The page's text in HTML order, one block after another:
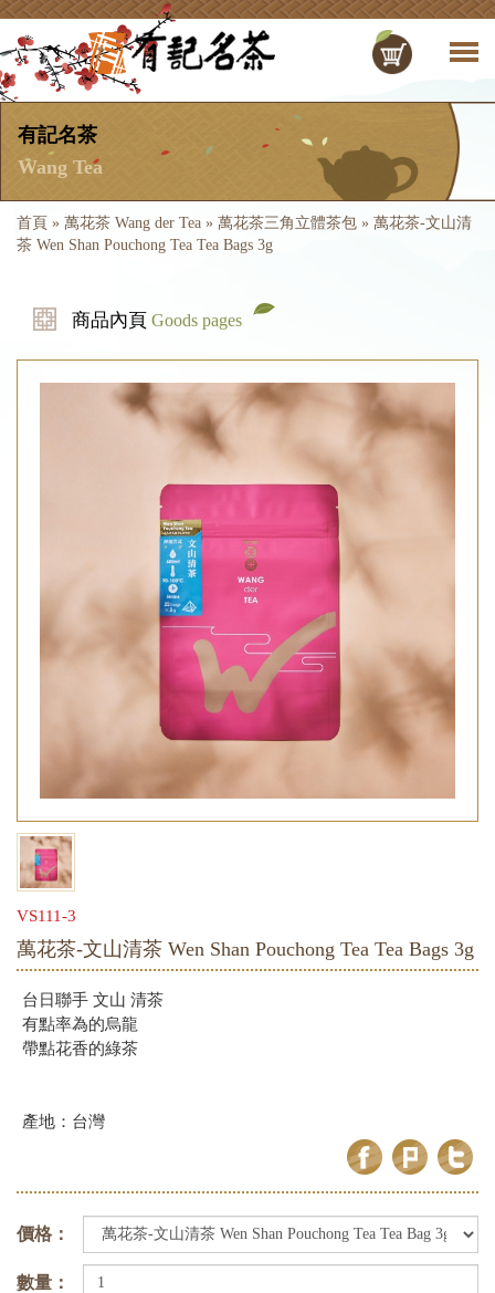
有記名茶
Wang Tea
首頁 » 萬花茶 Wang der Tea » 萬花茶三角立體茶包 » 萬花茶-文山清
茶 Wen Shan Pouchong Tea Tea Bags 3g
商品內頁 Goods pages
VS111-3
萬花茶-文山清茶 Wen Shan Pouchong Tea Tea Bags 3g
台日聯手 文山 清茶
有點率為的烏龍
帶點花香的綠茶
產地：台灣
價格：
數量：